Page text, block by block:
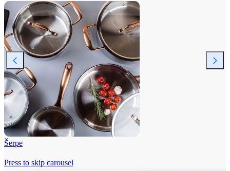
Šerpe
Press to skip carousel